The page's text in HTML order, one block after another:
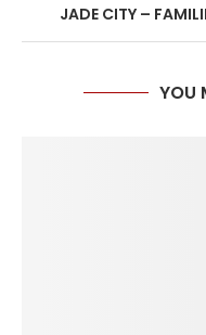
JADE CITY –
YOU